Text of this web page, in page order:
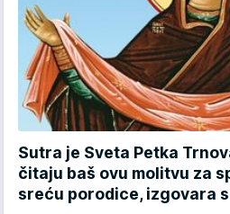
Sutra je Sveta Petka
čitaju baš ovu molitvu za
sreću porodice, izgovara